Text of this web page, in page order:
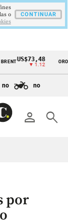
US$73,48
▼ 1.12
ORO
no no
person search
por
o
CONTINUAR